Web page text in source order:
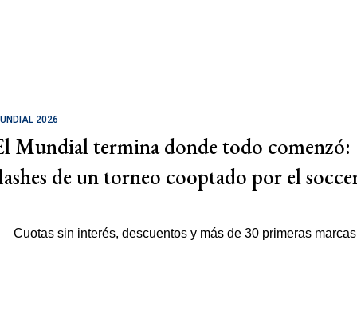
2026
Mundial termina donde todo comenzó:
de un torneo cooptado por el